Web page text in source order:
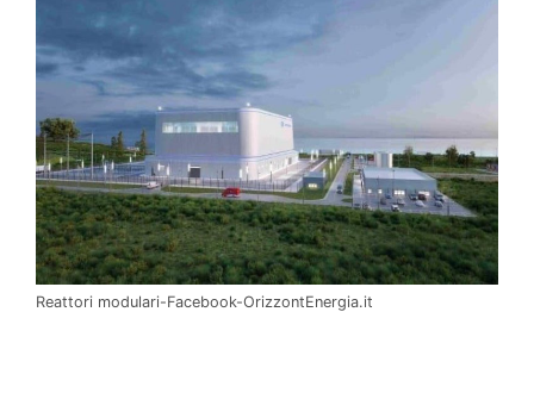
Reattori modulari-Facebook-OrizzontEnergia.it